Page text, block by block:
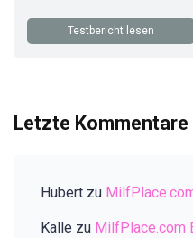
Testbericht lesen
Letzte Kommentare
Hubert zu
Kalle zu MilfPlace.com